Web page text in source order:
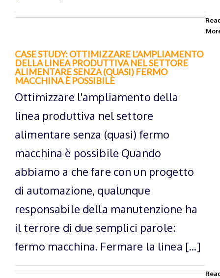
CASE STUDY: OTTIMIZZARE L’AMPLIAMENTO
DELLA LINEA PRODUTTIVA NEL SETTORE
ALIMENTARE SENZA (QUASI) FERMO
MACCHINA È POSSIBILE
Ottimizzare l'ampliamento della
linea produttiva nel settore
alimentare senza (quasi) fermo
macchina è possibile Quando
abbiamo a che fare con un progetto
di automazione, qualunque
responsabile della manutenzione ha
il terrore di due semplici parole:
fermo macchina. Fermare la linea [...]